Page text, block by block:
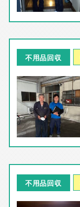
不用品回収
不用品回収